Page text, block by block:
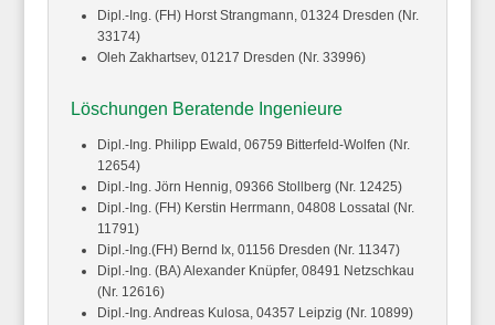
Dipl.-Ing. (FH) HorstStrangmann,01324 Dresden (Nr.
33174)
Oleh Zakhartsev,01217 Dresden (Nr. 33996)
Löschungen Beratende Ingenieure
Dipl.-Ing. Philipp Ewald,06759 Bitterfeld-Wolfen (Nr.
12654)
Dipl.-Ing. Jörn Hennig,09366 Stollberg (Nr. 12425)
Dipl.-Ing. (FH) Kerstin Herrmann,04808 Lossatal (Nr.
11791)
Dipl.-Ing.(FH) Bernd Ix,01156 Dresden (Nr. 11347)
Dipl.-Ing. (BA) Alexander Knüpfer,08491 Netzschkau
(Nr. 12616)
Dipl.-Ing. Andreas Kulosa,04357 Leipzig (Nr. 10899)